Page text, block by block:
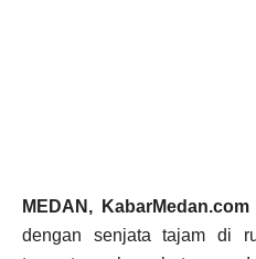
MEDAN, KabarMedan.com
dengan senjata tajam di